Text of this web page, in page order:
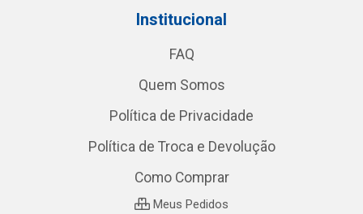
Institucional
FAQ
Quem Somos
Política de Privacidade
Política de Troca e Devolução
Como Comprar
Meus Pedidos